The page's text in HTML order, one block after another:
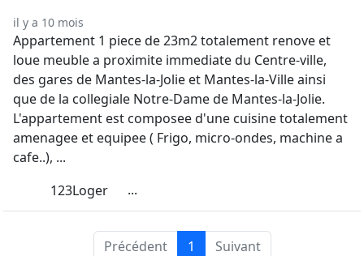
il y a 10 mois
Appartement 1 piece de 23m2 totalement renove et
loue meuble a proximite immediate du Centre-ville,
des gares de Mantes-la-Jolie et Mantes-la-Ville ainsi
que de la collegiale Notre-Dame de Mantes-la-Jolie.
L'appartement est composee d'une cuisine totalement
amenagee et equipee ( Frigo, micro-ondes, machine a
cafe..), ...
123Loger
...
Précédent 1 Suivant